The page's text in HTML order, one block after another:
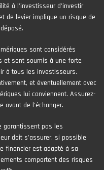
à l’investisseur d’investir
de levier implique un risque de
sont considérés
et sont soumis à une forte
à tous les investisseurs.
et éventuellement avec
lui conviennent. Assurez-
avant de l'échanger.
garantissent pas les
doit s'assurer, si possible
financier est adapté à sa
comportent des risques